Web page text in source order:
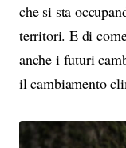
che si sta
territori. E di
anche i futuri
il cambiamento